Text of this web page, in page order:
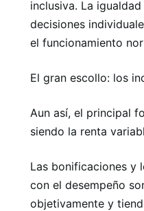
inclusiva. La
decisiones
el funcionamiento
El gran escollo: los
Aun así, el principal
siendo la renta
Las bonificaciones y
con el desempeño
objetivamente y